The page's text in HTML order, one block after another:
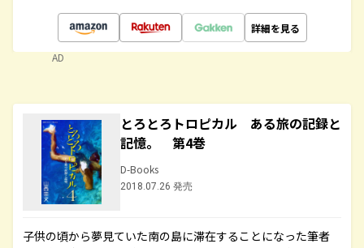
詳細を見る
AD
とろとろトロピカル ある旅の記録と
記憶。 第4巻
D-Books
2018.07.26 発売
子供の頃から夢見ていた南の島に滞在することになった筆者